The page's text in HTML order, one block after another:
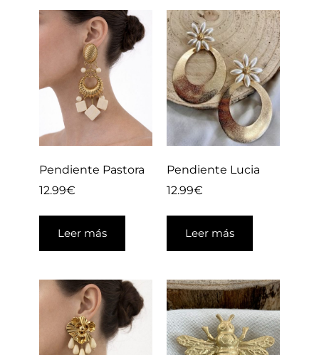
Pendiente Pastora
12.99€
Leer más
Pendiente Lucia
12.99€
Leer más